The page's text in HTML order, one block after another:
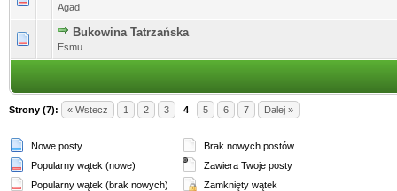
Agad
Bukowina Tatrzańska
Esmu
Strony (7): « Wstecz 1 2 3 4 5 6 7 Dalej »
Nowe posty
Popularny wątek (nowe)
Popularny wątek (brak nowych)
Brak nowych postów
Zawiera Twoje posty
Zamknięty wątek